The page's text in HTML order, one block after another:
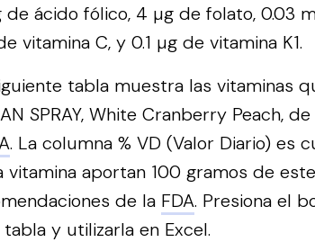
de ácido fólico, 4 µg de folato, 0.03
vitamina C, y 0.1 µg de vitamina K1.
tabla muestra las vitaminas
SPRAY, White Cranberry Peach,
. La columna % VD (Valor Diario)
vitamina aportan 100 gramos de
de la FDA. Presiona el
y utilizarla en Excel.